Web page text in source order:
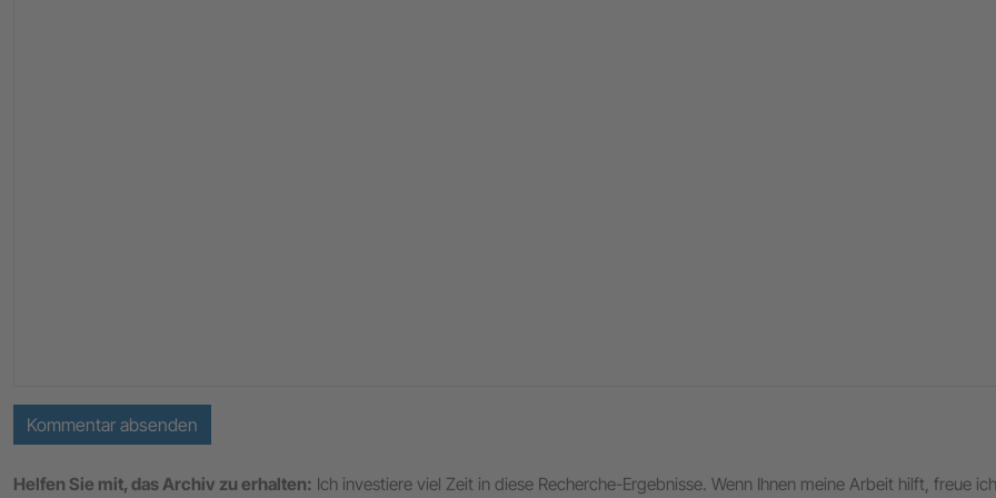
Kommentar absenden
Helfen Sie mit, das Archiv zu erhalten: Ich investiere viel Zeit in diese Recherche-Ergebnisse. Wenn Ihnen meine Arbeit hilft, freue